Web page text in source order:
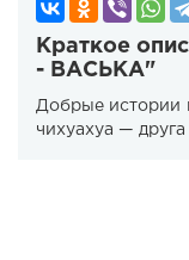
Краткое
- ВАСЬКА"
Добрые истории
чихуахуа —